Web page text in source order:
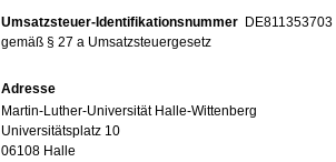
Umsatzsteuer-Identifikationsnummer DE811353703
gemäß § 27 a Umsatzsteuergesetz
Adresse
Martin-Luther-Universität Halle-Wittenberg
Universitätsplatz 10
06108 Halle